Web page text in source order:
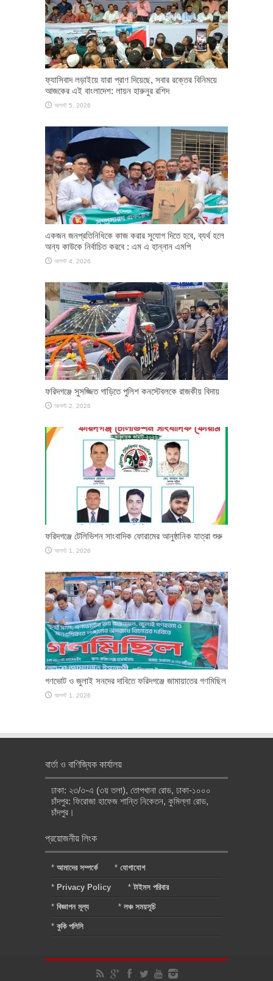
ফ্যাসিবাদ লড়াইয়ে যারা প্রাণ দিয়েছে, সবার রক্তের বিনিময়ে
আজকের এই বাংলাদেশ: লায়ন হারুনুর রশিদ
আগস্ট 5, 2026
একজন জনপ্রতিনিধিকে কাজ করার সুযোগ দিতে হবে, ব্যর্থ হলে
অন্য কাউকে নির্বাচিত করবে : এম এ হান্নান এমপি
আগস্ট 4, 2026
ফরিদগঞ্জে সুসজ্জিত গাড়িতে পুলিশ কনস্টেবলকে রাজকীয় বিদায়
আগস্ট 2, 2026
ফরিদগঞ্জে টেলিভিশন সাংবাদিক ফোরামের আনুষ্ঠানিক যাত্রা শুরু
আগস্ট 1, 2026
গণভোট ও জুলাই সনদের দাবিতে ফরিদগঞ্জে জামায়াতের গণমিছিল
আগস্ট 1, 2026
বার্তা ও বাণিজ্যিক কার্যালয়
ঢাকা: ২৩/৩-এ (৩য় তলা), তোপখানা রোড, ঢাকা-১০০০
চাঁদপুর: ফিরোজা হাফেজ শান্তি নিকেতন, কুমিল্লা রোড,
চাঁদপুর।
প্রয়োজনীয় লিংক
* আমাদের সম্পর্কে * যোগাযোগ
* Privacy Policy *টাইমস পরিবার
* বিজ্ঞাপন মূল্য * লঞ্চ সময়সূচি
* কুকি পলিসি